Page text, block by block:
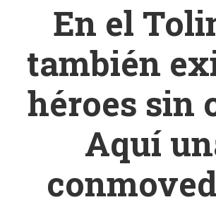
En el
también
héroes sin
Aquí